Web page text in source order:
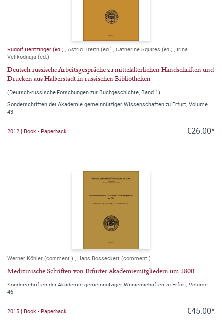
Rudolf Bentzinger (ed.) , Astrid Breith (ed.) , Catherine Squires (ed.) , Irina
Velikodnaja (ed.)
Deutsch-russische Arbeitsgespräche zu mittelalterlichen Handschriften und
Drucken aus Halberstadt in russischen Bibliotheken
(Deutsch-russische Forschungen zur Buchgeschichte, Band 1)
Sonderschriften der Akademie gemeinnütziger Wissenschaften zu Erfurt, Volume
43
2012 | Book - Paperback €26.00*
Werner Köhler (comment.) , Hans Bosseckert (comment.)
Medizinische Schriften von Erfurter Akademiemitgliedern um 1800
Sonderschriften der Akademie gemeinnütziger Wissenschaften zu Erfurt, Volume
46
2015 | Book - Paperback €45.00*